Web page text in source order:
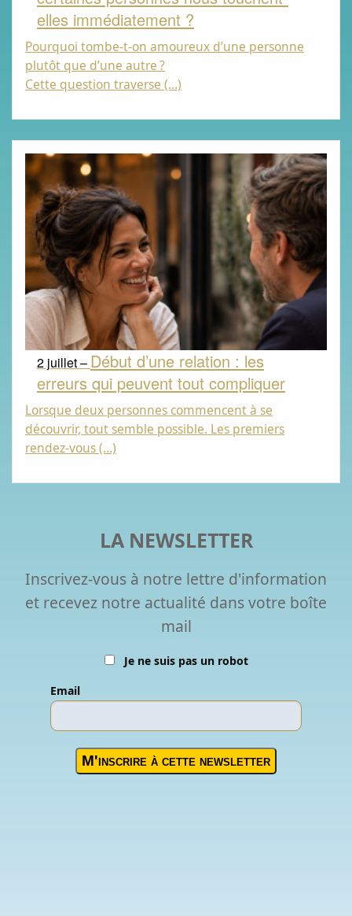
elles immédiatement ?
Pourquoi tombe-t-on amoureux d’une personne
plutôt que d’une autre?
Cette question traverse (…)
2 juillet – Début d’une relation : les
erreurs qui peuvent tout compliquer
Lorsque deux personnes commencent à se
découvrir, tout semble possible. Les premiers
rendez-vous (…)
LA NEWSLETTER
Inscrivez-vous à notre lettre d'information
et recevez notre actualité dans votre boîte
mail
Je ne suis pas un robot
Email